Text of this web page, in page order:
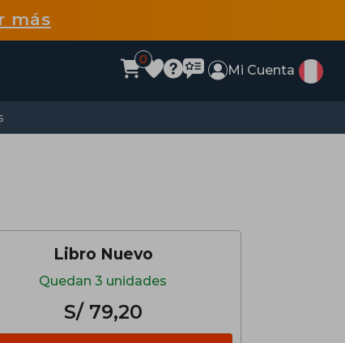
más
0
Mi Cuenta
Libro Nuevo
Quedan 3 unidades
S/ 79,20